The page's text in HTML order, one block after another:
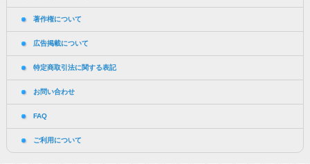
著作権について
広告掲載について
特定商取引法に関する表記
お問い合わせ
FAQ
ご利用について